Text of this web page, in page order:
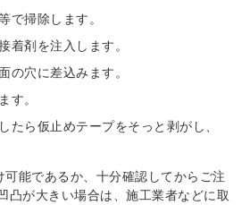
で掃除します。
着剤を注入します。
の穴に差込みます。
す。
たら仮止めテープをそっと剥がし、
能であるか、十分確認してからご注
が大きい場合は、施工業者などに取